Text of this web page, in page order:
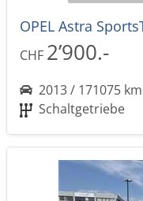
CHF 2’900.-
2013 / 171075 km
Schaltgetriebe